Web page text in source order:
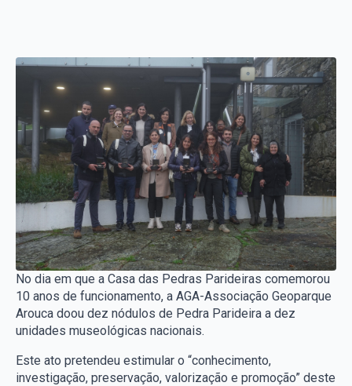
No dia em que a Casa das Pedras Parideiras comemorou
10 anos de funcionamento, a AGA-Associação Geoparque
Arouca doou dez nódulos de Pedra Parideira a dez
unidades museológicas nacionais.
Este ato pretendeu estimular o “conhecimento,
investigação, preservação, valorização e promoção” deste